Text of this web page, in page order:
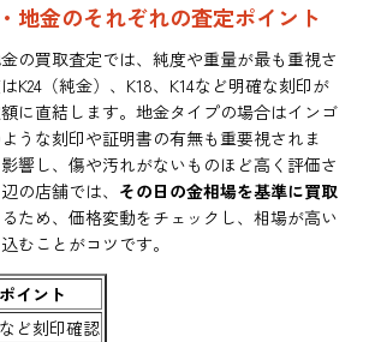
地金のそれぞれの査定ポイント
の買取査定では、純度や重量が最も重視さ
K24（純金）、K18、K14など明確な刻印が
に直結します。地金タイプの場合はインゴ
うな刻印や証明書の有無も重要視されま
響し、傷や汚れがないものほど高く評価さ
の店舗では、 その日の金相場を基準に買取
ため、価格変動をチェックし、相場が高い
むことがコツです。
イント
ど刻印確認